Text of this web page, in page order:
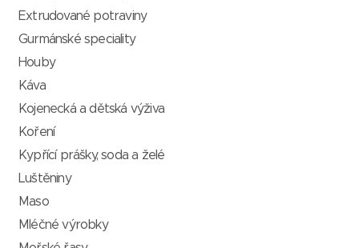
Extrudované potraviny
Gurmánské speciality
Houby
Káva
Kojenecká a dětská výživa
Koření
Kypřící prášky, soda a želé
Luštěniny
Maso
Mléčné výrobky